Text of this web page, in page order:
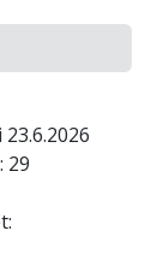
29